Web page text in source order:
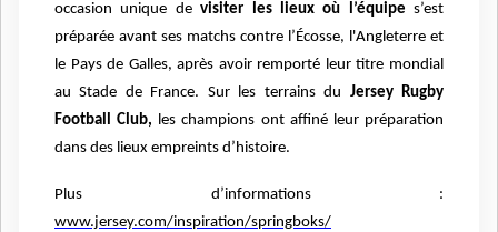
occasion unique devisiter les lieux où l’équipe s’est
préparée avant ses matchs contre l’Écosse, l'Angleterre et
le Pays de Galles, après avoir remporté leur titre mondial
au Stade de France. Sur les terrains du Jersey Rugby
Football Club, les champions ont affiné leur préparation
dans des lieux empreints d’histoire.
Plus d’informations :
www.jersey.com/inspiration/springboks/